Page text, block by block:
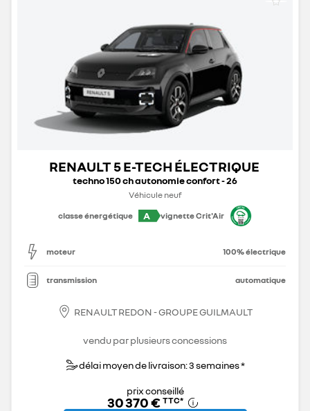
RENAULT 5 E-TECH ÉLECTRIQUE
techno 150 ch autonomie confort - 26
Véhicule neuf
classe énergétique
A vignette Crit'Air
moteur 100% électrique
transmission automatique
RENAULT REDON - GROUPE GUILMAULT
vendu par plusieurs concessions
délai moyen de livraison: 3 semaines *
prix conseillé
30 370 € TTC*